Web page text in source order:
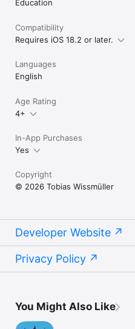
Education
Compatibility
Requires iOS 18.2 or later.
Languages
English
Age Rating
4+
In-App Purchases
Yes
Copyright
© 2026 Tobias Wissmüller
Developer Website
Privacy Policy
You Might Also Like